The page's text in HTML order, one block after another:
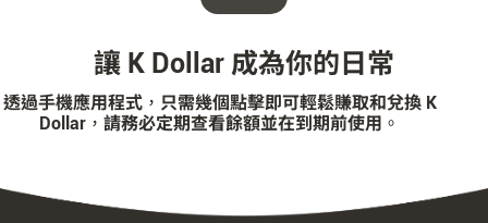
讓 K Dollar 成為你的日常
透過手機應用程式，只需幾個點擊即可輕鬆賺取和兌換 K
Dollar，請務必定期查看餘額並在到期前使用。